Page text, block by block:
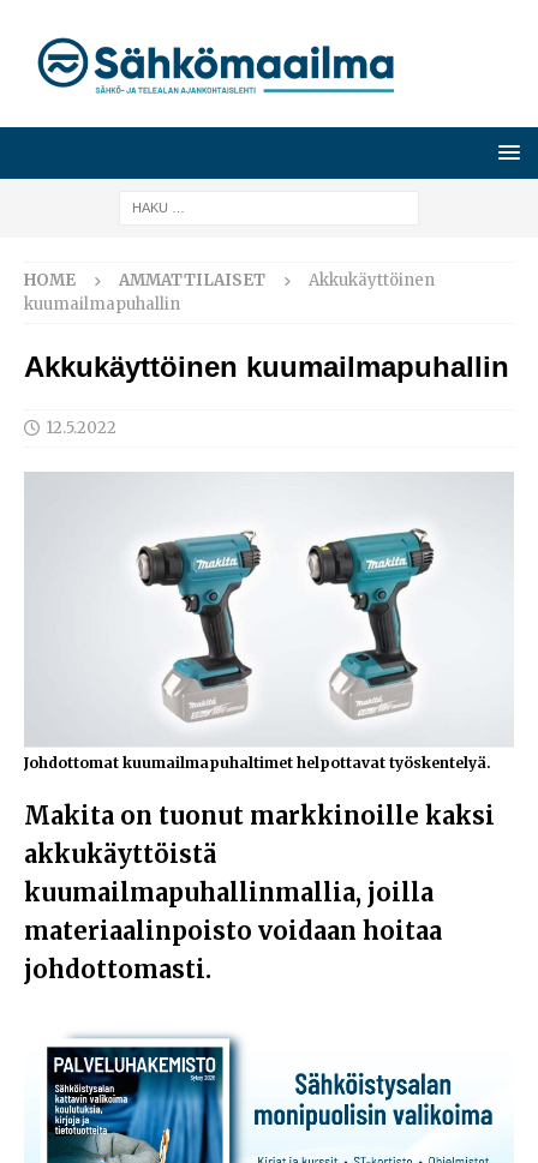
HOME AMMATTILAISET
Akkukäyttöinen
kuumailmapuhallin
Akkukäyttöinen kuumailmapuhallin
12.5.2022
Johdottomat kuumailmapuhaltimet helpottavat työskentelyä.
Makita on tuonut markkinoille kaksi
akkukäyttöistä
kuumailmapuhallinmallia, joilla
materiaalinpoisto voidaan hoitaa
johdottomasti.